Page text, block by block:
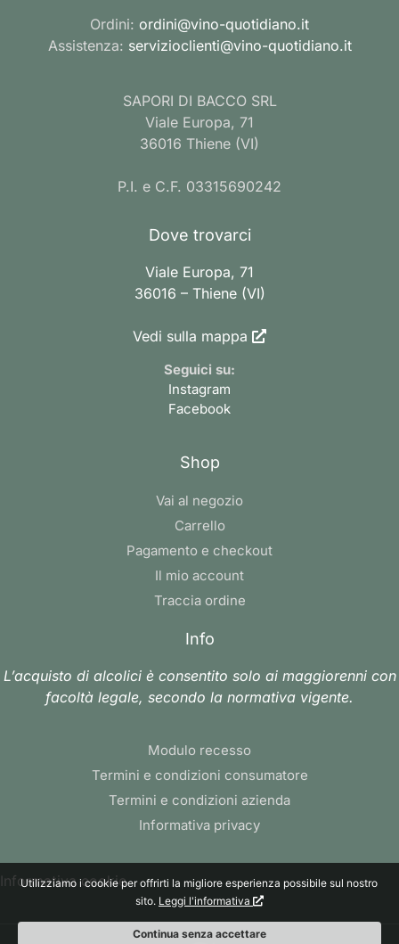
Ordini: ordini@vino-quotidiano.it
Assistenza: servizioclienti@vino-quotidiano.it
SAPORI DI BACCO SRL
Viale Europa, 71
36016 Thiene (VI)
P.I. e C.F. 03315690242
Dove trovarci
Viale Europa, 71
36016 – Thiene (VI)
Vedi sulla mappa
Seguici su:
Instagram
Facebook
Shop
Vai al negozio
Carrello
Pagamento e checkout
Il mio account
Traccia ordine
Info
L’acquisto di alcolici è consentito solo ai maggiorenni con
facoltà legale, secondo la normativa vigente.
Modulo recesso
Termini e condizioni consumatore
Termini e condizioni azienda
Informativa privacy
Informativa cookie
Utilizziamo i cookie per offrirti la migliore esperienza possibile sul nostro
sito. Leggi l'informativa
Continua senza accettare